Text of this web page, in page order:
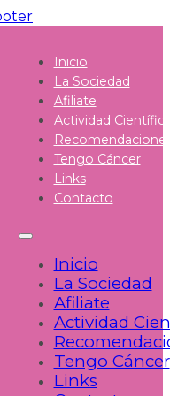
Inicio
La Sociedad
Afiliate
Actividad
Tengo Cáncer
Links
Contacto
Inicio
La Sociedad
Afiliate
Actividad
Tengo Cáncer
Links